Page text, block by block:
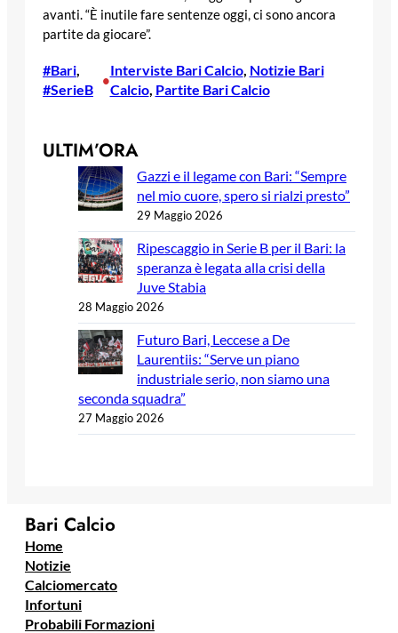
avanti. “È inutile fare sentenze oggi, ci sono ancora
partite da giocare”.
#Bari
#SerieB
•
Interviste Bari Calcio, Notizie Bari
Calcio, Partite Bari Calcio
ULTIM’ORA
Gazzi e il legame con Bari: “Sempre
nel mio cuore, spero si rialzi presto”
29 Maggio 2026
Ripescaggio in Serie B per il Bari: la
speranza è legata alla crisi della
Juve Stabia
28 Maggio 2026
Futuro Bari, Leccese a De
Laurentiis: “Serve un piano
industriale serio, non siamo una
seconda squadra”
27 Maggio 2026
Bari Calcio
Home
Notizie
Calciomercato
Infortuni
Probabili Formazioni